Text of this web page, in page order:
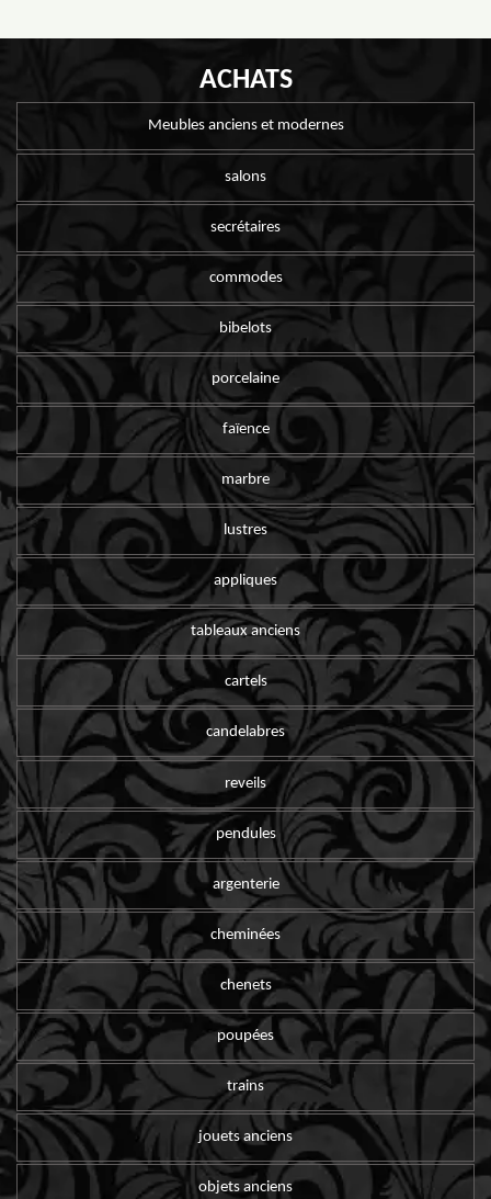
ACHATS
Meubles anciens et modernes
salons
secrétaires
commodes
bibelots
porcelaine
faïence
marbre
lustres
appliques
tableaux anciens
cartels
candelabres
reveils
pendules
argenterie
cheminées
chenets
poupées
trains
jouets anciens
objets anciens